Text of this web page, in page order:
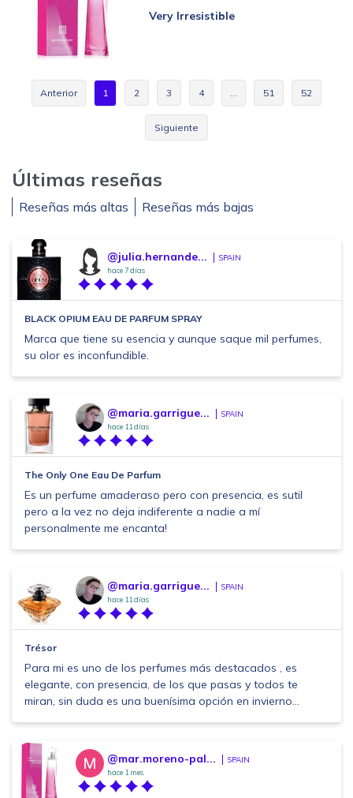
Very Irresistible
Anterior 1 2 3 4 … 51 52
Siguiente
Últimas reseñas
Reseñas más altas Reseñas más bajas
@julia.hernande... SPAIN
hace 7 días
BLACK OPIUM EAU DE PARFUM SPRAY
Marca que tiene su esencia y aunque saque mil perfumes,
su olor es inconfundible.
@maria.garrigue... SPAIN
hace 11 días
The Only One Eau De Parfum
Es un perfume amaderaso pero con presencia, es sutil
pero a la vez no deja indiferente a nadie a mí
personalmente me encanta!
@maria.garrigue... SPAIN
hace 11 días
Trésor
Para mi es uno de los perfumes más destacados , es
elegante, con presencia, de los que pasas y todos te
miran, sin duda es una buenísima opción en invierno...
@mar.moreno-pal... SPAIN
hace 1 mes